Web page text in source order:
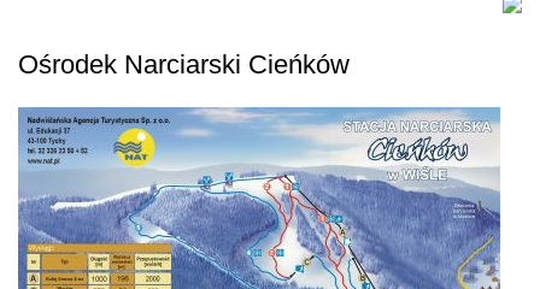
Ośrodek Narciarski Cieńków